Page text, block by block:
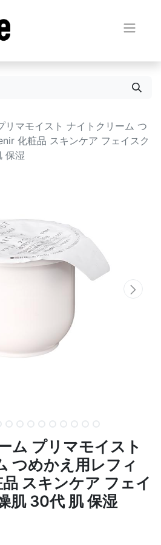
リマモイスト ナイトクリーム つ
化粧品 スキンケア フェイスク
保湿
ム プリマモイスト
つめかえ用レフィ
スキンケア フェイ
肌 30代 肌 保湿